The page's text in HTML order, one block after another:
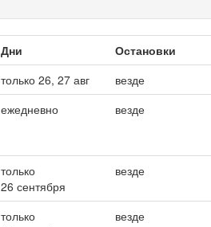
Дни Остановки
только 26, 27 авг везде
ежедневно везде
только
26 сентября
везде
только
везде